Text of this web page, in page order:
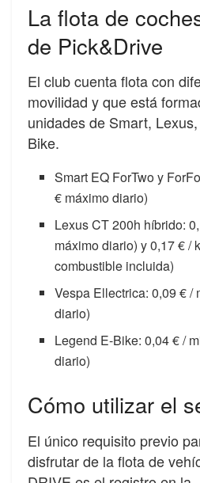
La flota de
de Pick&Drive
El club cuenta flota con
movilidad y que está
unidades de Smart,
Bike.
Smart EQ ForTwo y
€ máximo diario)
Lexus CT 200h híbrido:
máximo diario) y 0,17 € /
combustible incluida)
Vespa Ellectrica: 0,09 € /
diario)
Legend E-Bike: 0,04 € /
diario)
Cómo utilizar el
El único requisito previo
disfrutar de la flota de